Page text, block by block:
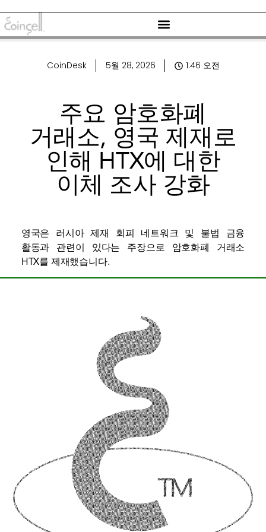
CoinDesk 5월 28, 2026 1:46 오전
주요 암호화폐
거래소, 영국 제재로
인해 HTX에 대한
이체 조사 강화
영국은 러시아 제재 회피 네트워크 및 불법 금융
활동과 관련이 있다는 주장으로 암호화폐 거래소
HTX를 제재했습니다.